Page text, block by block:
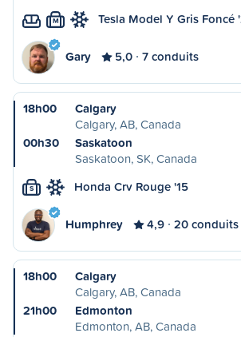
M Tesla Model Y Gris Foncé
Gary 5,0 7 conduits
18h00
Calgary
Calgary, AB, Canada
00h30
Saskatoon
Saskatoon, SK, Canada
S Honda Crv Rouge '15
Humphrey 4,9 20 conduits
18h00
Calgary
Calgary, AB, Canada
21h00
Edmonton
Edmonton, AB, Canada